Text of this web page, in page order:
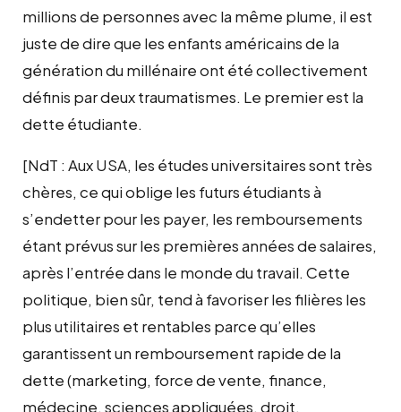
millions de personnes avec la même plume, il est
juste de dire que les enfants américains de la
génération du millénaire ont été collectivement
définis par deux traumatismes. Le premier est la
dette étudiante.
[NdT : Aux USA, les études universitaires sont très
chères, ce qui oblige les futurs étudiants à
s’endetter pour les payer, les remboursements
étant prévus sur les premières années de salaires,
après l’entrée dans le monde du travail. Cette
politique, bien sûr, tend à favoriser les filières les
plus utilitaires et rentables parce qu’elles
garantissent un remboursement rapide de la
dette (marketing, force de vente, finance,
médecine, sciences appliquées, droit,